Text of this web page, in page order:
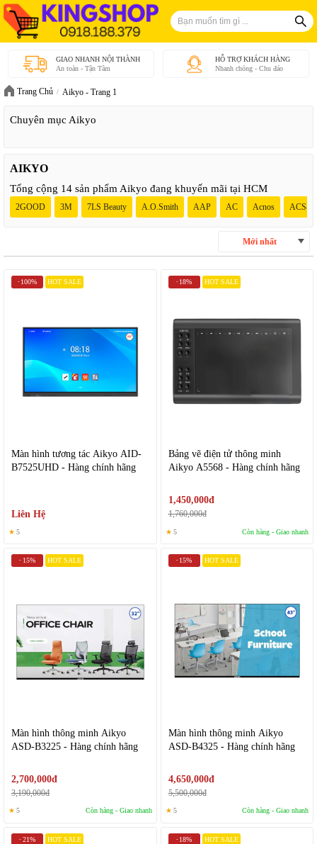
GIAO NHANH NỘI THÀNH
An toàn - Tận Tâm
HỖ TRỢ KHÁCH HÀNG
Nhanh chóng - Chu đáo
Trang Chủ Aikyo - Trang 1
Chuyên mục Aikyo
AIKYO
Tổng cộng 14 sản phẩm Aikyo đang khuyến mãi tại HCM
2GOOD 3M 7LS Beauty A.O.Smith AAP AC Acnos ACS-
Mới nhất
- 100% HOT SALE
Màn hình tương tác Aikyo AID-
B7525UHD - Hàng chính hãng
Liên Hệ
★ 5
- 18% HOT SALE
Bảng vẽ điện tử thông minh
Aikyo A5568 - Hàng chính hãng
1,450,000đ
1,760,000đ
★ 5 Còn hàng - Giao nhanh
- 15% HOT SALE
Màn hình thông minh Aikyo
ASD-B3225 - Hàng chính hãng
2,700,000đ
3,190,000đ
★ 5 Còn hàng - Giao nhanh
- 15% HOT SALE
Màn hình thông minh Aikyo
ASD-B4325 - Hàng chính hãng
4,650,000đ
5,500,000đ
★ 5 Còn hàng - Giao nhanh
- 21% HOT SALE - 18% HOT SALE